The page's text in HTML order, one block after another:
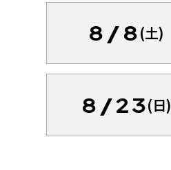
8/8(土)
8/23(日)